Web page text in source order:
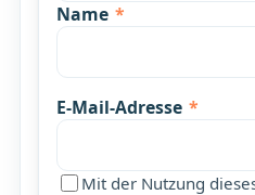
Name *
E-Mail-Adresse *
Mit der Nutzung